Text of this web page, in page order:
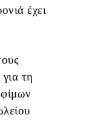
έχει
τη